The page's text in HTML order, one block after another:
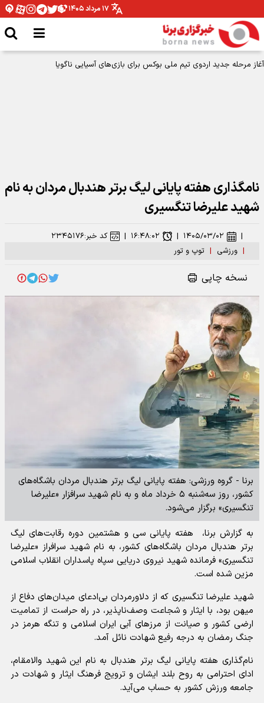
۱۷ مرداد ۱۴۰۵
آغاز مرحله جدید اردوی تیم ملی بوکس برای بازی‌های آسیایی ناگویا
نامگذاری هفته پایانی لیگ برتر هندبال مردان به نام
شهید علیرضا تنگسیری
| ورزشی | توپ و تور
| ۱۴۰۵/۰۳/۰۲ | ۱۶:۴۸:۰۲ | کد خبر:۲۳۴۵۱۷۶
نسخه چاپی
برنا - گروه ورزشی: هفته پایانی لیگ برتر هندبال مردان باشگاه‌های
کشور، روز سه‌شنبه ۵ خرداد ماه و به نام شهید سرافزار «علیرضا
تنگسیری» برگزار می‌شود.
به گزارش برنا، هفته پایانی سی و هشتمین دوره رقابت‌های لیگ
برتر هندبال مردان باشگاه‌های کشور، به نام شهید سرافراز «علیرضا
تنگسیری» فرمانده شهید نیروی دریایی سپاه پاسداران انقلاب اسلامی
مزین شده است.
شهید علیرضا تنگسیری که از دلاورمردان بی‌ادعای میدان‌های دفاع از
میهن بود، با ایثار و شجاعت وصف‌ناپذیر، در راه حراست از تمامیت
ارضی کشور و صیانت از مرز‌های آبی ایران اسلامی و تنگه هرمز در
جنگ رمضان به درجه رفیع شهادت نائل آمد.
نام‌گذاری هفته پایانی لیگ برتر هندبال به نام این شهید والامقام،
ادای احترامی به روح بلند ایشان و ترویج فرهنگ ایثار و شهادت در
جامعه ورزش کشور به حساب می‌آید.